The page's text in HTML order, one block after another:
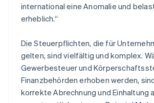
international eine Anomalie und
erheblich.“
Die Steuerpflichten, die für
gelten, sind vielfältig und komplex.
Gewerbesteuer und
Finanzbehörden erhoben werden,
korrekte Abrechnung und Einhaltung